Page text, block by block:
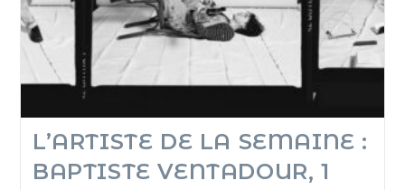
L’ARTISTE DE LA SEMAINE :
BAPTISTE VENTADOUR, 1